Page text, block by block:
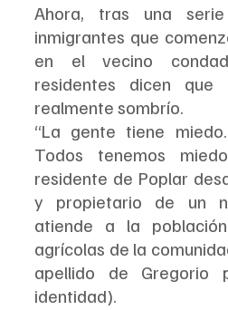
Ahora, tras una
inmigrantes que
en el vecino
residentes dicen
realmente sombrío.
“La gente tiene
Todos tenemos
residente de Poplar
y propietario de un
atiende a la
agrícolas de la
apellido de Gregorio
identidad).